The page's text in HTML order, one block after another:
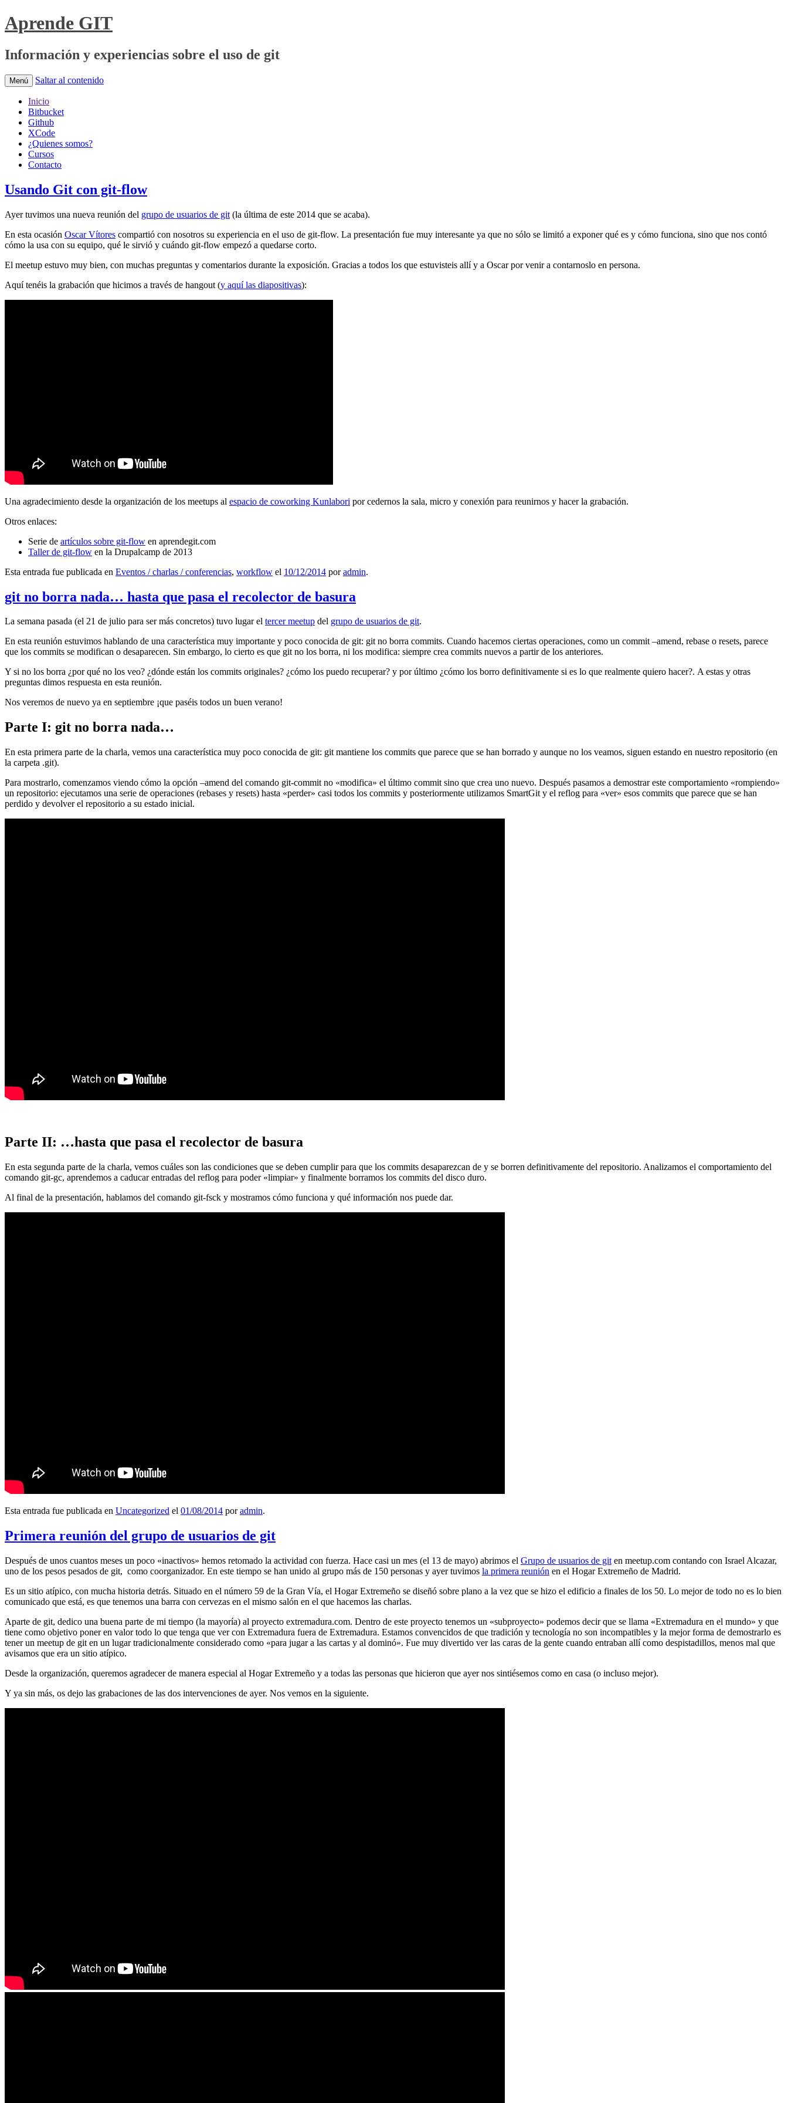
Aprende GIT
Información y experiencias sobre el uso de git
Menú Saltar al contenido
Inicio
Bitbucket
Github
XCode
¿Quienes somos?
Cursos
Contacto
Usando Git con git-flow
Ayer tuvimos una nueva reunión del grupo de usuarios de git (la última de este 2014 que se acaba).
En esta ocasión Oscar Vítores compartió con nosotros su experiencia en el uso de git-flow. La presentación fue muy interesante ya que no sólo se limitó a exponer qué es y cómo funciona, sino que nos contó
cómo la usa con su equipo, qué le sirvió y cuándo git-flow empezó a quedarse corto.
El meetup estuvo muy bien, con muchas preguntas y comentarios durante la exposición. Gracias a todos los que estuvisteis allí y a Oscar por venir a contarnoslo en persona.
Aquí tenéis la grabación que hicimos a través de hangout (y aquí las diapositivas):
Una agradecimiento desde la organización de los meetups al espacio de coworking Kunlabori por cedernos la sala, micro y conexión para reunirnos y hacer la grabación.
Otros enlaces:
Serie de artículos sobre git-flow en aprendegit.com
Taller de git-flow en la Drupalcamp de 2013
Esta entrada fue publicada en Eventos / charlas / conferencias, workflow el 10/12/2014 poradmin.
git no borra nada… hasta que pasa el recolector de basura
La semana pasada (el 21 de julio para ser más concretos) tuvo lugar el tercer meetup del grupo de usuarios de git.
En esta reunión estuvimos hablando de una característica muy importante y poco conocida de git: git no borra commits. Cuando hacemos ciertas operaciones, como un commit –amend, rebase o resets, parece
que los commits se modifican o desaparecen. Sin embargo, lo cierto es que git no los borra, ni los modifica: siempre crea commits nuevos a partir de los anteriores.
Y si no los borra ¿por qué no los veo? ¿dónde están los commits originales? ¿cómo los puedo recuperar? y por último ¿cómo los borro definitivamente si es lo que realmente quiero hacer?. A estas y otras
preguntas dimos respuesta en esta reunión.
Nos veremos de nuevo ya en septiembre ¡que paséis todos un buen verano!
Parte I: git no borra nada…
En esta primera parte de la charla, vemos una característica muy poco conocida de git: git mantiene los commits que parece que se han borrado y aunque no los veamos, siguen estando en nuestro repositorio (en
la carpeta .git).
Para mostrarlo, comenzamos viendo cómo la opción –amend del comando git-commit no «modifica» el último commit sino que crea uno nuevo. Después pasamos a demostrar este comportamiento «rompiendo»
un repositorio: ejecutamos una serie de operaciones (rebases y resets) hasta «perder» casi todos los commits y posteriormente utilizamos SmartGit y el reflog para «ver» esos commits que parece que se han
perdido y devolver el repositorio a su estado inicial.
Parte II: …hasta que pasa el recolector de basura
En esta segunda parte de la charla, vemos cuáles son las condiciones que se deben cumplir para que los commits desaparezcan de y se borren definitivamente del repositorio. Analizamos el comportamiento del
comando git-gc, aprendemos a caducar entradas del reflog para poder «limpiar» y finalmente borramos los commits del disco duro.
Al final de la presentación, hablamos del comando git-fsck y mostramos cómo funciona y qué información nos puede dar.
Esta entrada fue publicada en Uncategorized el 01/08/2014 poradmin.
Primera reunión del grupo de usuarios de git
Después de unos cuantos meses un poco «inactivos» hemos retomado la actividad con fuerza. Hace casi un mes (el 13 de mayo) abrimos el Grupo de usuarios de git en meetup.com contando con Israel Alcazar,
uno de los pesos pesados de git, como coorganizador. En este tiempo se han unido al grupo más de 150 personas y ayer tuvimos la primera reunión en el Hogar Extremeño de Madrid.
Es un sitio atípico, con mucha historia detrás. Situado en el número 59 de la Gran Vía, el Hogar Extremeño se diseñó sobre plano a la vez que se hizo el edificio a finales de los 50. Lo mejor de todo no es lo bien
comunicado que está, es que tenemos una barra con cervezas en el mismo salón en el que hacemos las charlas.
Aparte de git, dedico una buena parte de mi tiempo (la mayoría) al proyecto extremadura.com. Dentro de este proyecto tenemos un «subproyecto» podemos decir que se llama «Extremadura en el mundo» y que
tiene como objetivo poner en valor todo lo que tenga que ver con Extremadura fuera de Extremadura. Estamos convencidos de que tradición y tecnología no son incompatibles y la mejor forma de demostrarlo es
tener un meetup de git en un lugar tradicionalmente considerado como «para jugar a las cartas y al dominó». Fue muy divertido ver las caras de la gente cuando entraban allí como despistadillos, menos mal que
avisamos que era un sitio atípico.
Desde la organización, queremos agradecer de manera especial al Hogar Extremeño y a todas las personas que hicieron que ayer nos sintiésemos como en casa (o incluso mejor).
Y ya sin más, os dejo las grabaciones de las dos intervenciones de ayer. Nos vemos en la siguiente.